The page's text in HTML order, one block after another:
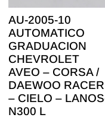
AU-2005-10
AUTOMATICO
GRADUACION
CHEVROLET
AVEO – CORSA /
DAEWOO RACER
– CIELO –
N300 L